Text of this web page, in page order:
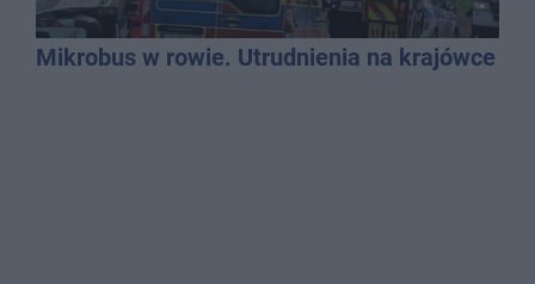
Mikrobus w rowie. Utrudnienia na krajówce